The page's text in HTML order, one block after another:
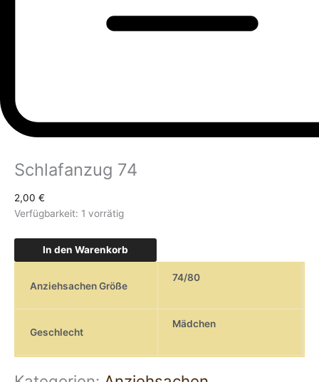
Schlafanzug 74
2,00 €
Verfügbarkeit: 1 vorrätig
In den Warenkorb
Anziehsachen Größe
74/80
Geschlecht
Mädchen